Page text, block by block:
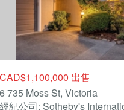
CAD$1,100,000 出售
6 735 Moss St, Victoria